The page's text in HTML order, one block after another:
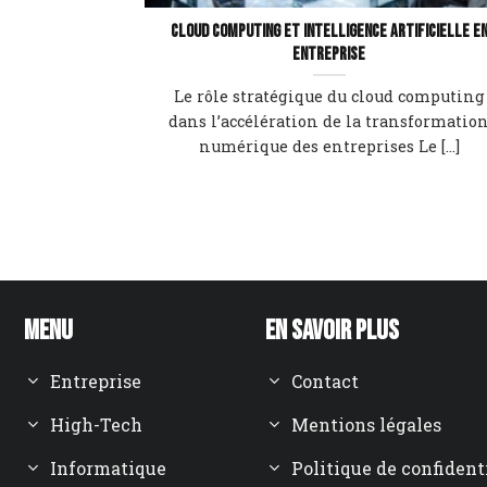
Cloud computing et intelligence artificielle en
entreprise
Le rôle stratégique du cloud computing
dans l’accélération de la transformation
numérique des entreprises Le [...]
Menu
Entreprise
High-Tech
Informatique
En savoir plus
Contact
Mentions légales
Politique de